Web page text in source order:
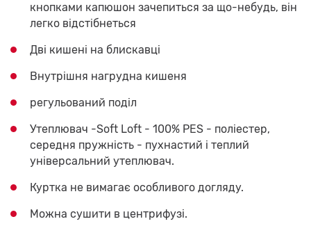
кнопками капюшон зачепиться за що-небудь, він
легко відстібнеться
Дві кишені на блискавці
Внутрішня нагрудна кишеня
регульований поділ
Утеплювач -Soft Loft - 100% PES - поліестер,
середня пружність - пухнастий і теплий
універсальний утеплювач.
Куртка не вимагає особливого догляду.
Можна сушити в центрифузі.